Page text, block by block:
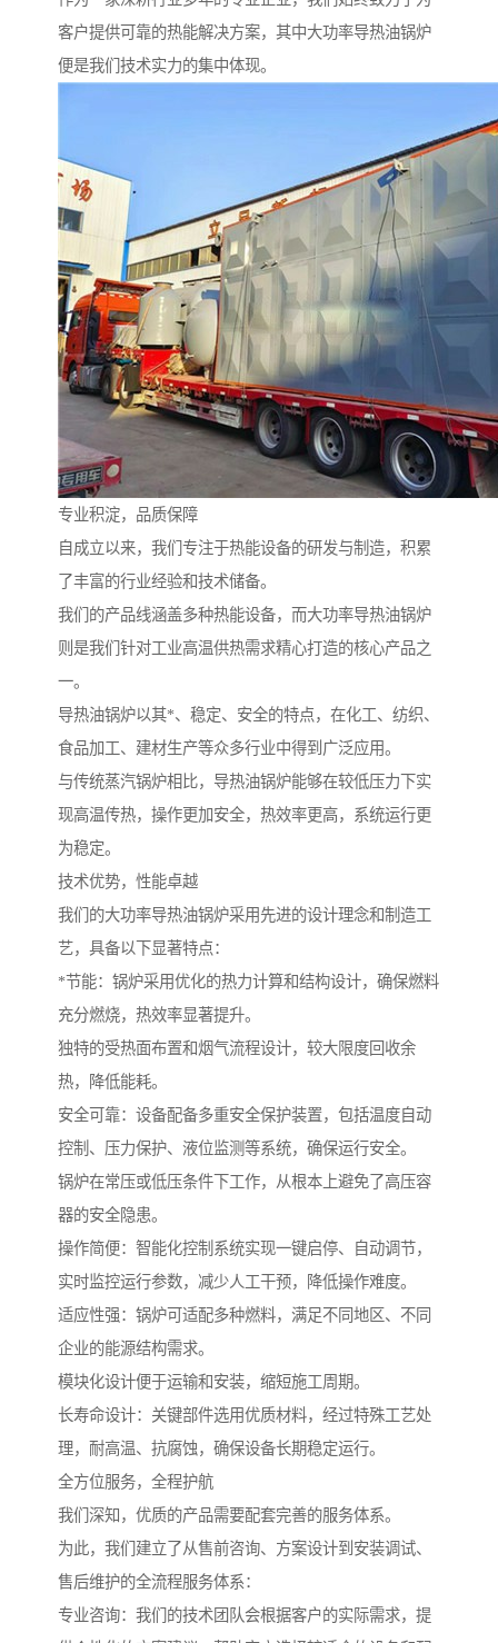
客户提供可靠的热能解决方案，其中大功率导热油锅炉
便是我们技术实力的集中体现。
专业积淀，品质保障
自成立以来，我们专注于热能设备的研发与制造，积累
了丰富的行业经验和技术储备。
我们的产品线涵盖多种热能设备，而大功率导热油锅炉
则是我们针对工业高温供热需求精心打造的核心产品之
一。
导热油锅炉以其*、稳定、安全的特点，在化工、纺织、
食品加工、建材生产等众多行业中得到广泛应用。
与传统蒸汽锅炉相比，导热油锅炉能够在较低压力下实
现高温传热，操作更加安全，热效率更高，系统运行更
为稳定。
技术优势，性能卓越
我们的大功率导热油锅炉采用先进的设计理念和制造工
艺，具备以下显著特点：
*节能：锅炉采用优化的热力计算和结构设计，确保燃料
充分燃烧，热效率显著提升。
独特的受热面布置和烟气流程设计，较大限度回收余
热，降低能耗。
安全可靠：设备配备多重安全保护装置，包括温度自动
控制、压力保护、液位监测等系统，确保运行安全。
锅炉在常压或低压条件下工作，从根本上避免了高压容
器的安全隐患。
操作简便：智能化控制系统实现一键启停、自动调节，
实时监控运行参数，减少人工干预，降低操作难度。
适应性强：锅炉可适配多种燃料，满足不同地区、不同
企业的能源结构需求。
模块化设计便于运输和安装，缩短施工周期。
长寿命设计：关键部件选用优质材料，经过特殊工艺处
理，耐高温、抗腐蚀，确保设备长期稳定运行。
全方位服务，全程护航
我们深知，优质的产品需要配套完善的服务体系。
为此，我们建立了从售前咨询、方案设计到安装调试、
售后维护的全流程服务体系：
专业咨询：我们的技术团队会根据客户的实际需求，提